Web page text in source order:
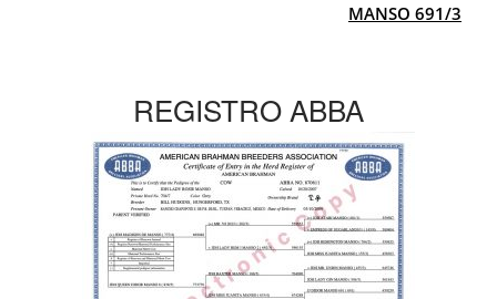
MANSO 691/3
REGISTRO ABBA